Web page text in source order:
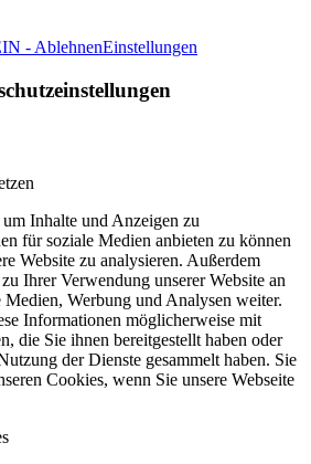
- AblehnenEinstellungen
Inhalte und Anzeigen zu
für soziale Medien anbieten zu können
Website zu analysieren. Außerdem
Ihrer Verwendung unserer Website an
Medien, Werbung und Analysen weiter.
Informationen möglicherweise mit
die Sie ihnen bereitgestellt haben oder
der Dienste gesammelt haben. Sie
Cookies, wenn Sie unsere Webseite